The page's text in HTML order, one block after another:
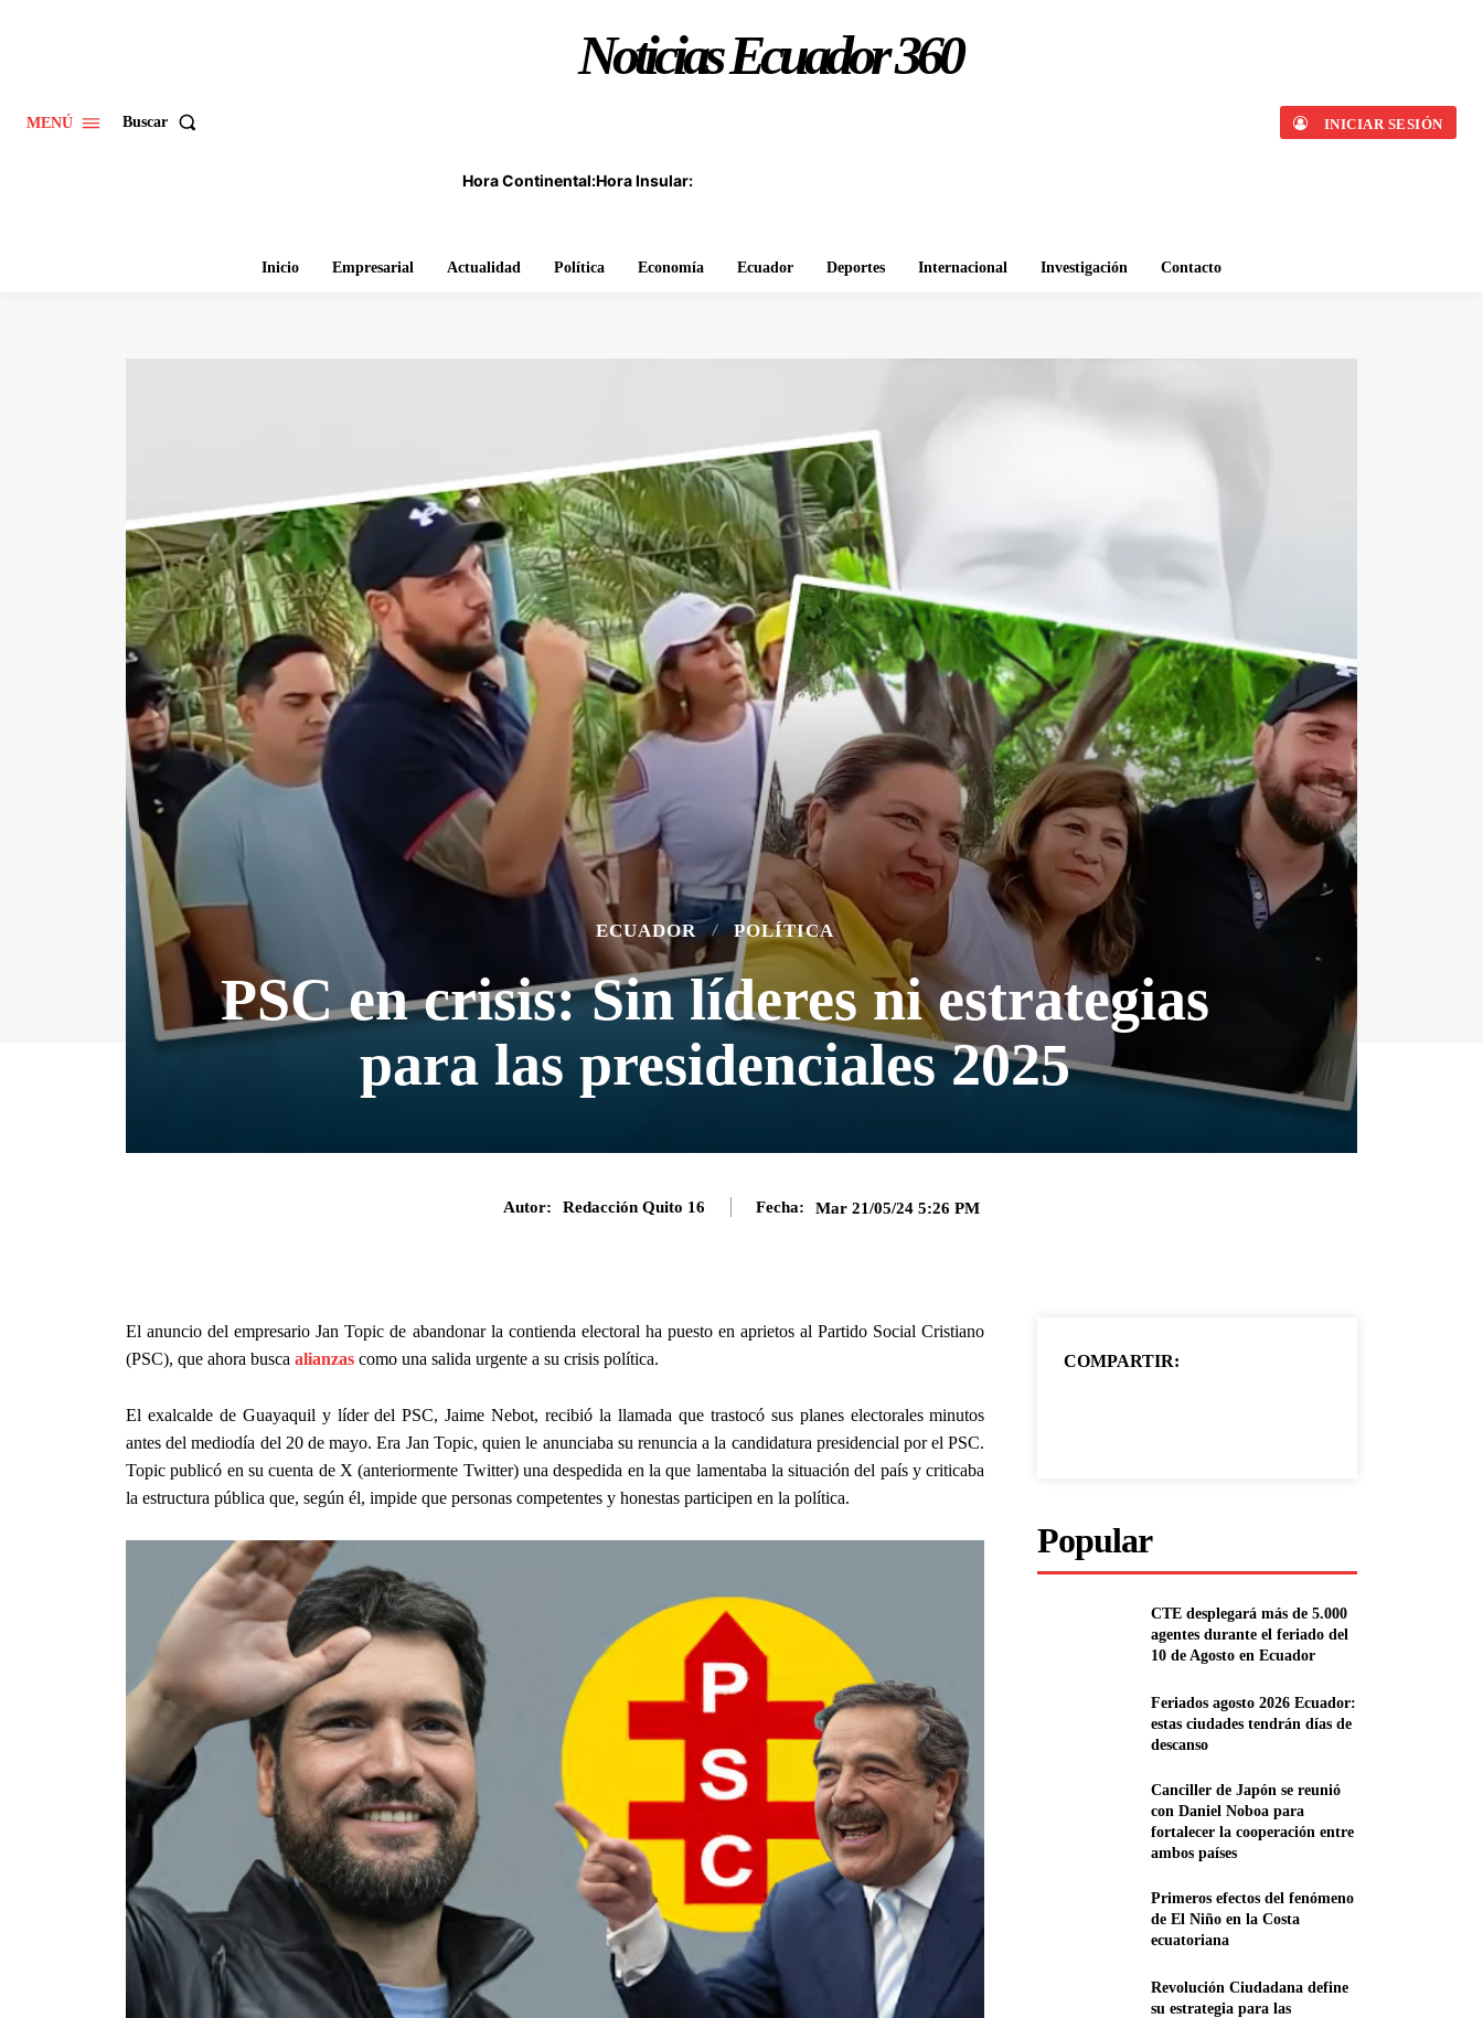
MENÚ Buscar
Noticias Ecuador 360
Hora Continental:Hora Insular:
INICIAR SESIÓN
Inicio Empresarial Actualidad Política Economía Ecuador Deportes Internacional Investigación Contacto
ECUADOR POLÍTICA
PSC en crisis: Sin líderes ni estrategias
para las presidenciales 2025
Autor: Redacción Quito 16 Fecha: Mar 21/05/24 5:26 PM
El anuncio del empresario Jan Topic de abandonar la contienda electoral ha puesto en aprietos al Partido Social Cristiano
(PSC), que ahora busca alianzas como una salida urgente a su crisis política.
El exalcalde de Guayaquil y líder del PSC, Jaime Nebot, recibió la llamada que trastocó sus planes electorales minutos
antes del mediodía del 20 de mayo. Era Jan Topic, quien le anunciaba su renuncia a la candidatura presidencial por el PSC.
Topic publicó en su cuenta de X (anteriormente Twitter) una despedida en la que lamentaba la situación del país y criticaba
la estructura pública que, según él, impide que personas competentes y honestas participen en la política.
COMPARTIR:
Popular
CTE desplegará más de 5.000
agentes durante el feriado del
10 de Agosto en Ecuador
Feriados agosto 2026 Ecuador:
estas ciudades tendrán días de
descanso
Canciller de Japón se reunió
con Daniel Noboa para
fortalecer la cooperación entre
ambos países
Primeros efectos del fenómeno
de El Niño en la Costa
ecuatoriana
Revolución Ciudadana define
su estrategia para las